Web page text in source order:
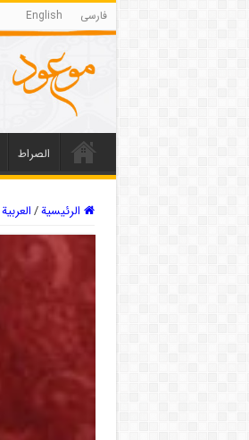
فارسی English
الصراط
الرئيسية/العربیة